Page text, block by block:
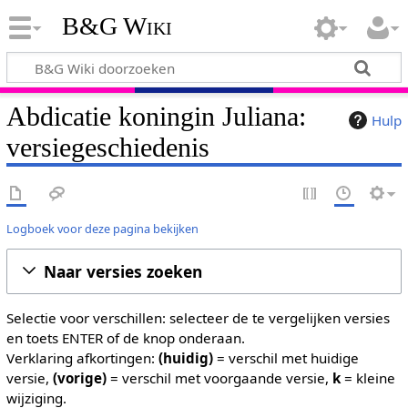
B&G Wiki
Hulp
Abdicatie koningin Juliana:
versiegeschiedenis
Logboek voor deze pagina bekijken
Naar versies zoeken
Selectie voor verschillen: selecteer de te vergelijken versies
en toets ENTER of de knop onderaan.
Verklaring afkortingen: (huidig)= verschil met huidige
versie, (vorige)= verschil met voorgaande versie, k= kleine
wijziging.